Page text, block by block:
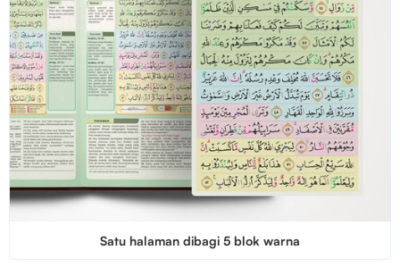
Satu halaman dibagi 5 blok warna